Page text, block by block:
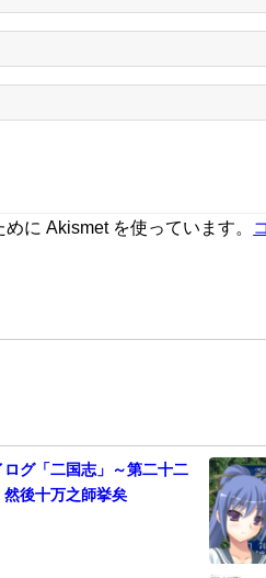
に Akismet を使っています。
ログ「二国志」～第二十二
後十万之師挙矣